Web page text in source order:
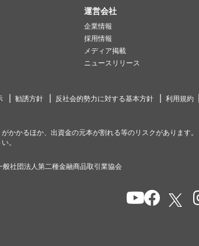
運営会社
企業情報
採用情報
メディア掲載
ニュースリリース
勧誘方針 反社会的勢力に対する基本方針 利用規約
かかるほか、出資金の元本が割れる等のリスクがあります。
。
社団法人第二種金融商品取引業協会